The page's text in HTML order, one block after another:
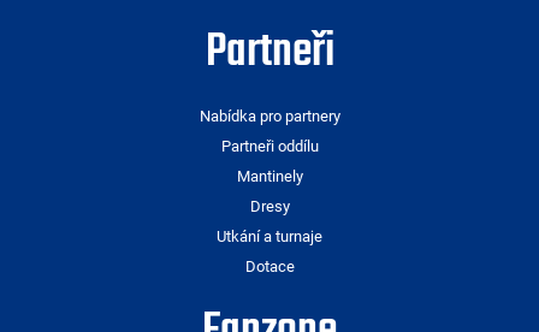
Partneři
Nabídka pro partnery
Partneři oddílu
Mantinely
Dresy
Utkání a turnaje
Dotace